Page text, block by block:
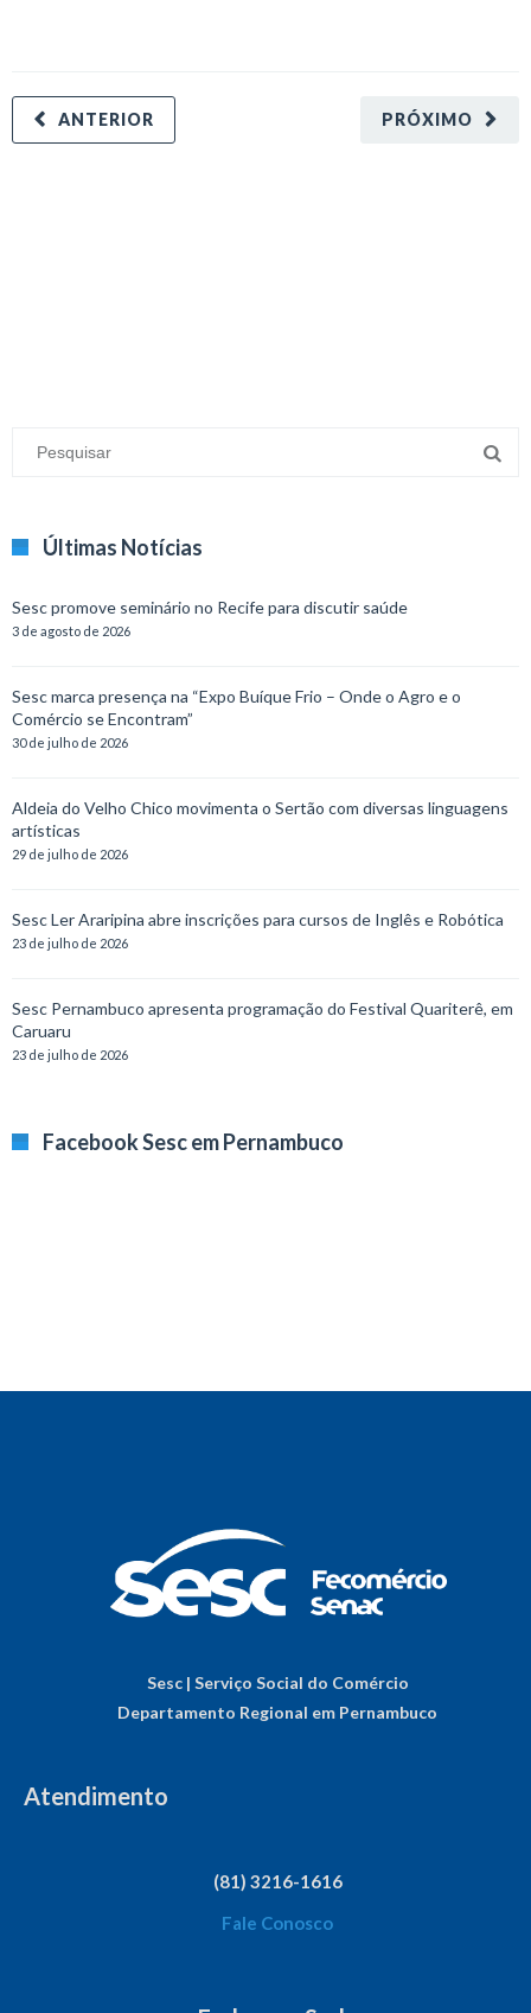
PRÓXIMO
ANTERIOR
Últimas Notícias
Sesc promove seminário no Recife para discutir saúde
3 de agosto de 2026
Sesc marca presença na “Expo Buíque Frio – Onde o Agro e o
Comércio se Encontram”
30 de julho de 2026
Aldeia do Velho Chico movimenta o Sertão com diversas linguagens
artísticas
29 de julho de 2026
Sesc Ler Araripina abre inscrições para cursos de Inglês e Robótica
23 de julho de 2026
Sesc Pernambuco apresenta programação do Festival Quariterê, em
Caruaru
23 de julho de 2026
Facebook Sesc em Pernambuco
Sesc | Serviço Social do Comércio
Departamento Regional em Pernambuco
Atendimento
(81) 3216-1616
Fale Conosco